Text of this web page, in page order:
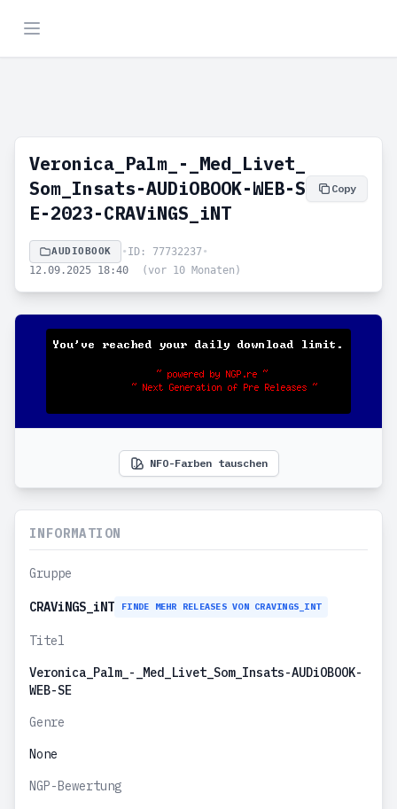
Veronica_Palm_-_Med_Livet_
Som_Insats-AUDiOBOOK-WEB-S
E-2023-CRAViNGS_iNT
Copy
AUDIOBOOK • ID: 77732237•
12.09.2025 18:40
(vor 10 Monaten)
NFO-Farben tauschen
INFORMATION
Gruppe
CRAViNGS_iNT FINDE MEHR RELEASES VON CRAVINGS_INT
Titel
Veronica_Palm_-_Med_Livet_Som_Insats-AUDiOBOOK-
WEB-SE
Genre
None
NGP-Bewertung